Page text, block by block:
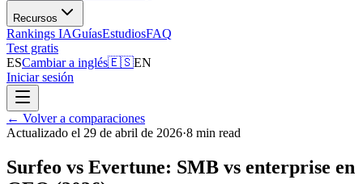
Recursos
Rankings IAGuíasEstudiosFAQ
Test gratis
ESCambiar a inglés🇪🇸EN
Iniciar sesión
← Volver a comparaciones
Actualizado el 29 de abril de 2026·8 min read
Surfeo vs Evertune: SMB vs enterprise en